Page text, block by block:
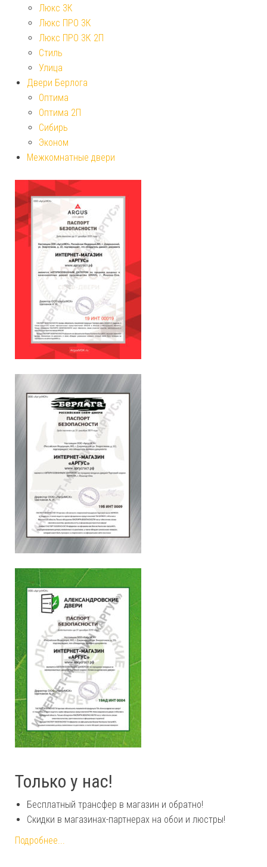
Люкс 3К
Люкс ПРО 3К
Люкс ПРО 3К 2П
Стиль
Улица
Двери Берлога
Оптима
Оптима 2П
Сибирь
Эконом
Межкомнатные двери
Только у нас!
Бесплатный трансфер в магазин и обратно!
Скидки в магазинах-партнерах на обои и люстры!
Подробнее...